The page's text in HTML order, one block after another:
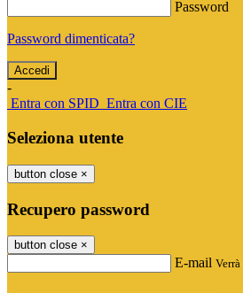
Password
Password dimenticata?
-
Entra con SPID Entra con CIE
Seleziona utente
button close ×
Recupero password
button close ×
E-mail